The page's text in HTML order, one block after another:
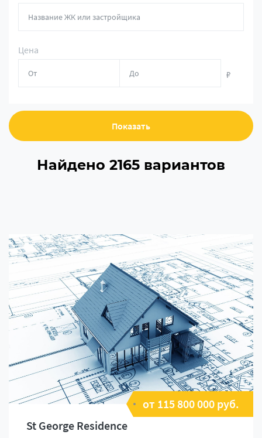
Цена
₽
Показать
Найдено 2165 вариантов
от 115 800 000 руб.
St George Residence